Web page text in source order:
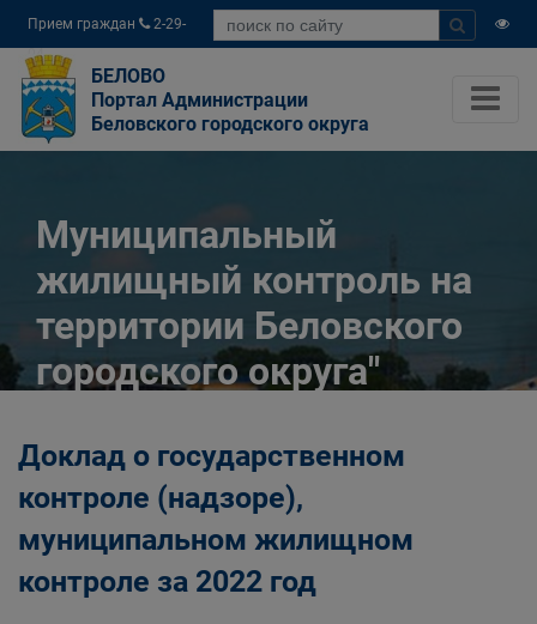
Прием граждан
2-29-
04
БЕЛОВО
Портал Администрации
Беловского городского округа
Муниципальный
жилищный контроль на
территории Беловского
городского округа"
Муниципальный контроль
Муниципальный жилищный контроль на
территории Беловского городского округа"
Доклад о государственном
контроле (надзоре),
муниципальном жилищном
контроле за 2022 год